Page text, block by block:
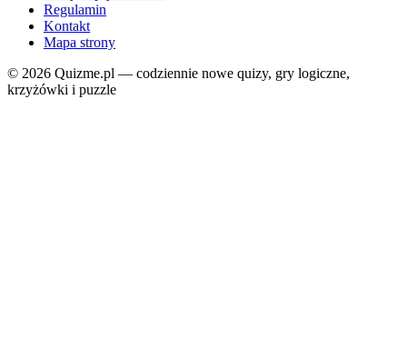
Regulamin
Kontakt
Mapa strony
© 2026 Quizme.pl — codziennie nowe quizy, gry logiczne,
krzyżówki i puzzle